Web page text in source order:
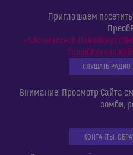
Приглашаем
«Космическое
СЛУШАТЬ
Внимание! Просмотр Сайта
зомби,
КОНТАКТЫ.